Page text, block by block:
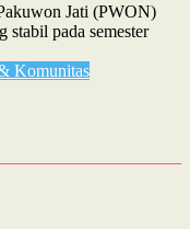
Jati (PWON)
stabil pada semester
Komunitas